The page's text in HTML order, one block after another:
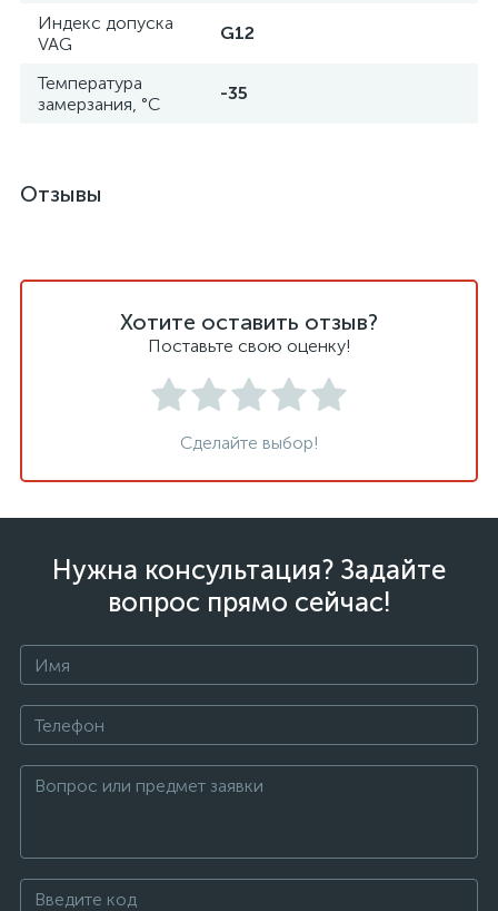
Индекс допуска
VAG
G12
Температура
замерзания, °C
-35
Отзывы
Хотите оставить отзыв?
Поставьте свою оценку!
Сделайте выбор!
Нужна консультация? Задайте
вопрос прямо сейчас!